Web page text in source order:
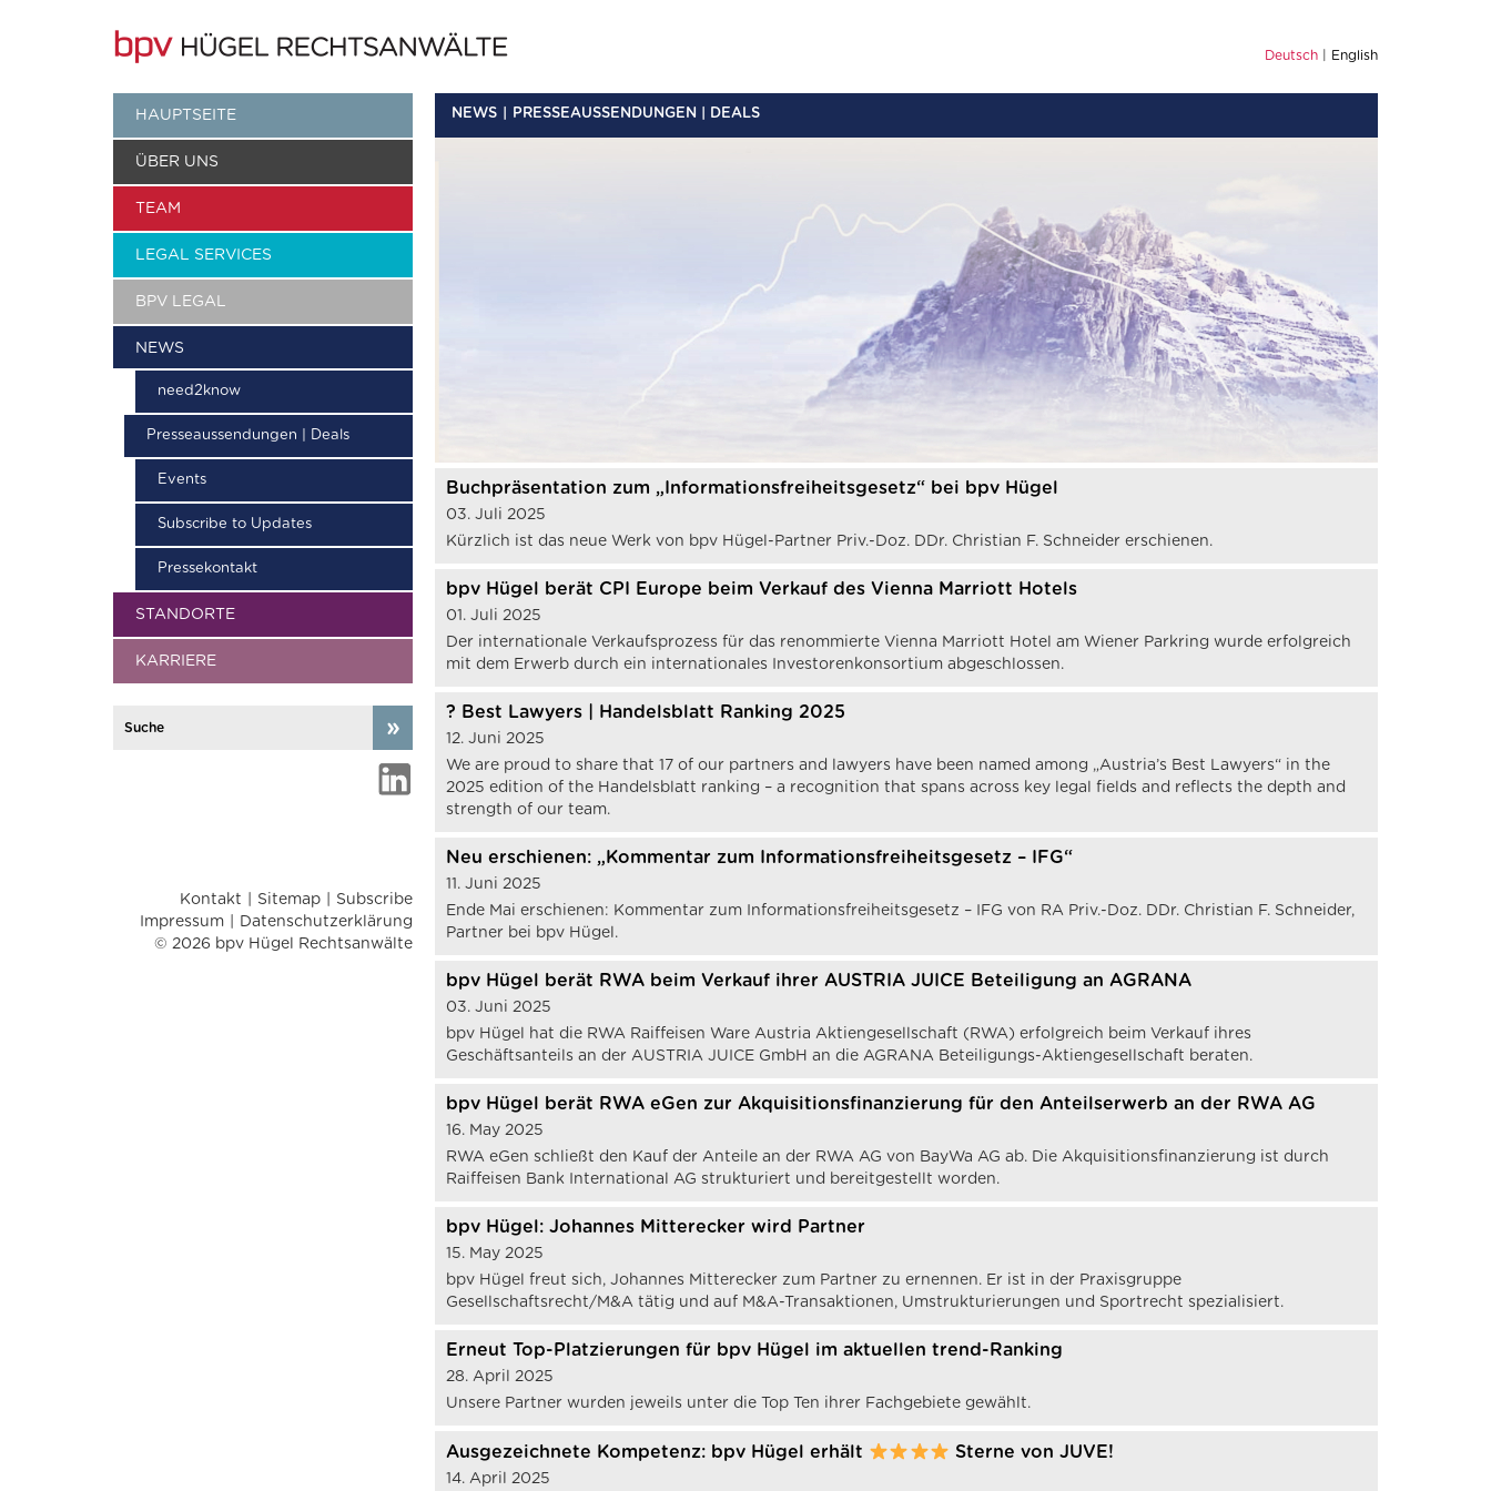
Deutsch English
HAUPTSEITE
ÜBER UNS
TEAM
LEGAL SERVICES
BPV LEGAL
NEWS
need2know
Presseaussendungen | Deals
Events
Subscribe to Updates
Pressekontakt
STANDORTE
KARRIERE
Kontakt Sitemap
Subscribe
Impressum
Datenschutzerklärung
© 2026 bpv Hügel Rechtsanwälte
NEWS PRESSEAUSSENDUNGEN | DEALS
Buchpräsentation zum „Informationsfreiheitsgesetz“ bei bpv Hügel
03. Juli 2025
Kürzlich ist das neue Werk von bpv Hügel-Partner Priv.-Doz. DDr. Christian F. Schneider erschienen.
bpv Hügel berät CPI Europe beim Verkauf des Vienna Marriott Hotels
01. Juli 2025
Der internationale Verkaufsprozess für das renommierte Vienna Marriott Hotel am Wiener Parkring wurde erfolgreich
mit dem Erwerb durch ein internationales Investorenkonsortium abgeschlossen.
? Best Lawyers | Handelsblatt Ranking 2025
12. Juni 2025
We are proud to share that 17 of our partners and lawyers have been named among „Austria’s Best Lawyers“ in the
2025 edition of the Handelsblatt ranking – a recognition that spans across key legal fields and reflects the depth and
strength of our team.
Neu erschienen: „Kommentar zum Informationsfreiheitsgesetz – IFG“
11. Juni 2025
Ende Mai erschienen: Kommentar zum Informationsfreiheitsgesetz – IFG von RA Priv.-Doz. DDr. Christian F. Schneider,
Partner bei bpv Hügel.
bpv Hügel berät RWA beim Verkauf ihrer AUSTRIA JUICE Beteiligung an AGRANA
03. Juni 2025
bpv Hügel hat die RWA Raiffeisen Ware Austria Aktiengesellschaft (RWA) erfolgreich beim Verkauf ihres
Geschäftsanteils an der AUSTRIA JUICE GmbH an die AGRANA Beteiligungs-Aktiengesellschaft beraten.
bpv Hügel berät RWA eGen zur Akquisitionsfinanzierung für den Anteilserwerb an der RWA AG
16. May 2025
RWA eGen schließt den Kauf der Anteile an der RWA AG von BayWa AG ab. Die Akquisitionsfinanzierung ist durch
Raiffeisen Bank International AG strukturiert und bereitgestellt worden.
bpv Hügel: Johannes Mitterecker wird Partner
15. May 2025
bpv Hügel freut sich, Johannes Mitterecker zum Partner zu ernennen. Er ist in der Praxisgruppe
Gesellschaftsrecht/M&A tätig und auf M&A-Transaktionen, Umstrukturierungen und Sportrecht spezialisiert.
Erneut Top-Platzierungen für bpv Hügel im aktuellen trend-Ranking
28. April 2025
Unsere Partner wurden jeweils unter die Top Ten ihrer Fachgebiete gewählt.
Ausgezeichnete Kompetenz: bpv Hügel erhält Sterne von JUVE!
14. April 2025